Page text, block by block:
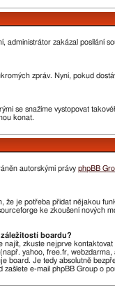
administrátor zakázal
zpráv. Nyní, pokud
se snažíme vystopovat
konat.
autorskými právy phpBB
že je potřeba přidat nějakou
ke zkoušení nových
boardu?
najít, zkuste nejprve
yahoo, free.fr,
board. Je tedy absolutně
e-mail phpBB Group o